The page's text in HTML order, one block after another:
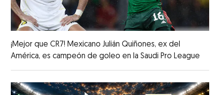
¡Mejor que CR7! Mexicano Julián Quiñones, ex del
América, es campeón de goleo en la Saudi Pro League